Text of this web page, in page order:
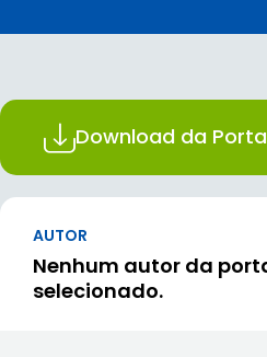
Download da
AUTOR
Nenhum autor da
selecionado.